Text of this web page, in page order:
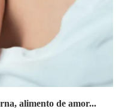
alimento de amor...